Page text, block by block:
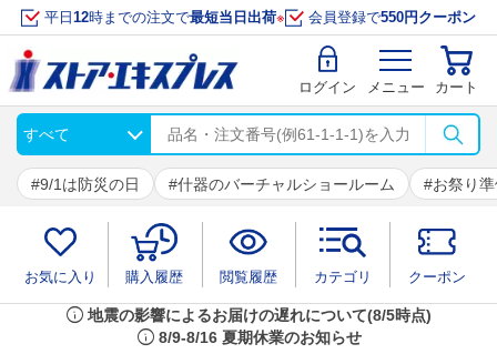
平日 12時までの注文で最短当日出荷※ 会員登録で550円クーポン
ログイン メニュー カート
9/1は防災の日 什器のバーチャルショールーム お祭り
お気に入り 購入履歴 閲覧履歴 カテゴリ クーポン
info 地震の影響によるお届けの遅れについて(8/5時点)
info 8/9-8/16 夏期休業のお知らせ